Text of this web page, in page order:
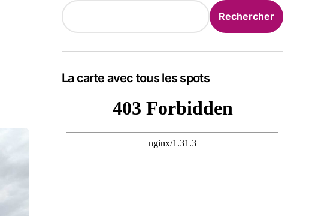
Rechercher
La carte avec tous les spots